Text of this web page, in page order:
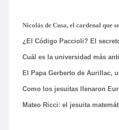
Nicolás de Cusa, el cardenal que
¿El Código Paccioli? El
Cuál es la universidad más
El Papa Gerberto de Aurillac,
Como los jesuitas llenaron
Mateo Ricci: el jesuita